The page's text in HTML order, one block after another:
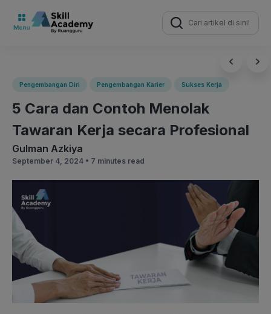
Search
for:
Pengembangan Diri Pengembangan Karier Sukses Kerja
5 Cara dan Contoh Menolak
Tawaran Kerja secara Profesional
Gulman Azkiya
September 4, 2024 • 7 minutes read